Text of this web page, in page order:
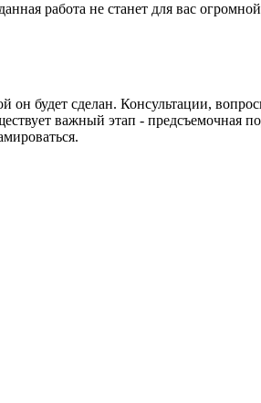
работа не станет для вас
он будет сделан. Консультации,
важный этап - предсъемочная